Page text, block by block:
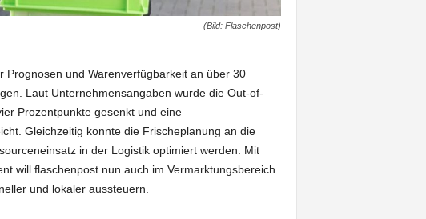
(Bild: Flaschenpost)
und Warenverfügbarkeit an über 30
Laut Unternehmensangaben wurde die Out-of-
Prozentpunkte gesenkt und eine
Gleichzeitig konnte die Frischeplanung an die
in der Logistik optimiert werden. Mit
will flaschenpost nun auch im Vermarktungsbereich
und lokaler aussteuern.